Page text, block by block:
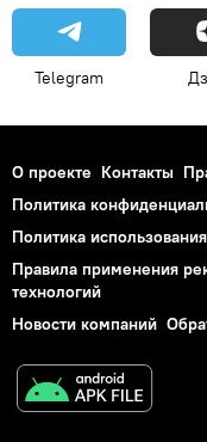
Telegram
О проекте Контакты
Политика
Политика
Правила применения
технологий
Новости компаний